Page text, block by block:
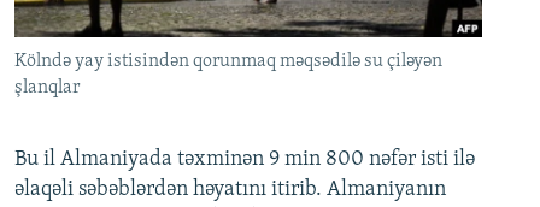
Kölndə yay istisindən qorunmaq məqsədilə su çiləyən
şlanqlar
Bu il Almaniyada təxminən 9 min 800 nəfər isti ilə
əlaqəli səbəblərdən həyatını itirib. Almaniyanın